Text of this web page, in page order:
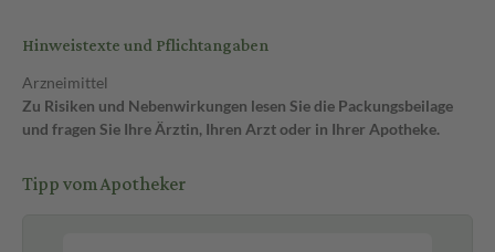
Hinweistexte und Pflichtangaben
Arzneimittel
Zu Risiken und Nebenwirkungen lesen Sie die Packungsbeilage
und fragen Sie Ihre Ärztin, Ihren Arzt oder in Ihrer Apotheke.
Tipp vom Apotheker